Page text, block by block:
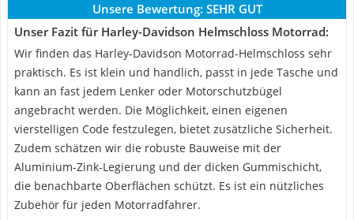
Unsere Bewertung: SEHR GUT
Unser Fazit für Harley-Davidson Helmschloss Motorrad:
Wir finden das Harley-Davidson Motorrad-Helmschloss sehr
praktisch. Es ist klein und handlich, passt in jede Tasche und
kann an fast jedem Lenker oder Motorschutzbügel
angebracht werden. Die Möglichkeit, einen eigenen
vierstelligen Code festzulegen, bietet zusätzliche Sicherheit.
Zudem schätzen wir die robuste Bauweise mit der
Aluminium-Zink-Legierung und der dicken Gummischicht,
die benachbarte Oberflächen schützt. Es ist ein nützliches
Zubehör für jeden Motorradfahrer.